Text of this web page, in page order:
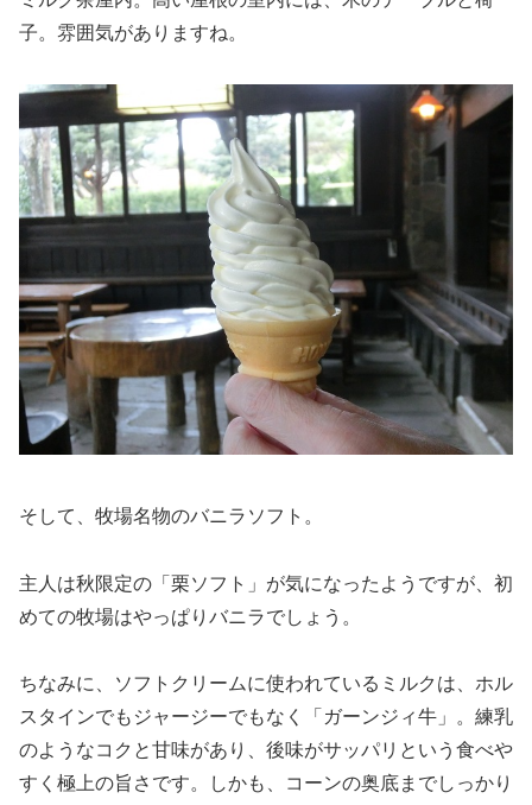
子。雰囲気がありますね。
そして、牧場名物のバニラソフト。
主人は秋限定の「栗ソフト」が気になったようですが、初
めての牧場はやっぱりバニラでしょう。
ちなみに、ソフトクリームに使われているミルクは、ホル
スタインでもジャージーでもなく「ガーンジィ牛」。練乳
のようなコクと甘味があり、後味がサッパリという食べや
すく極上の旨さです。しかも、コーンの奥底までしっかり